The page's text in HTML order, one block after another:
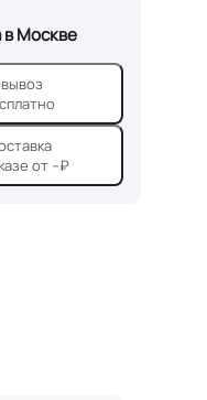
в Москве
от --₽